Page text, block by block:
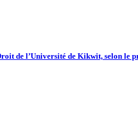
de l’Université de Kikwit, selon le